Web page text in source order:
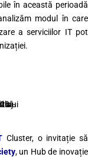
în această perioadă
modul în care
a serviciilor IT pot
Cluster, o invitație să
, un Hub de inovație